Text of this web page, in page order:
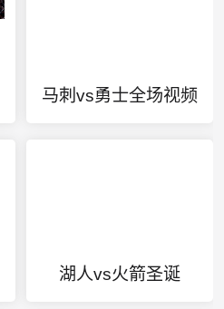
马刺vs勇士全场视频
湖人vs火箭圣诞